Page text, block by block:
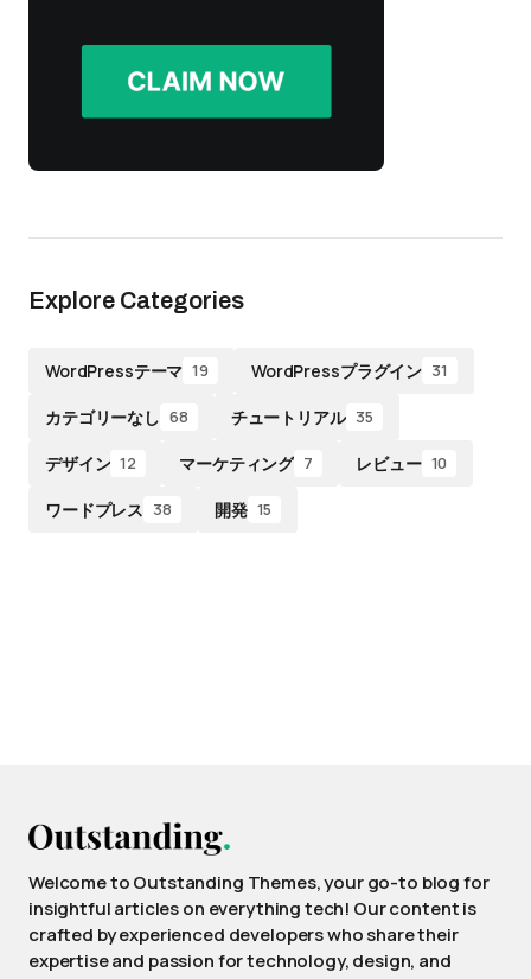
Explore Categories
WordPressテーマ 19 WordPressプラグイン 31
カテゴリーなし 68 チュートリアル 35
デザイン 12 マーケティング 7 レビュー 10
ワードプレス 38 開発 15
Welcome to Outstanding Themes, your go-to blog for
insightful articles on everything tech! Our content is
crafted by experienced developers who share their
expertise and passion for technology, design, and